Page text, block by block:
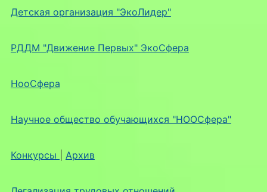
Детская организация "ЭкоЛидер"
РДДМ "Движение Первых" ЭкоСфера
НооСфера
Научное общество обучающихся "НООСфера"
Конкурсы Архив